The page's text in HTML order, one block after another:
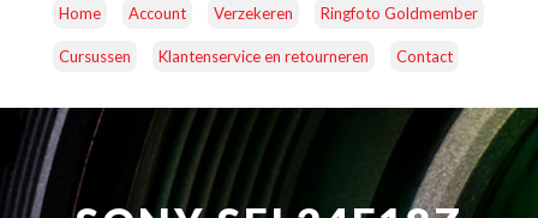
Home Account Verzekeren Ringfoto Goldmember
Cursussen Klantenservice en retourneren Contact
CAMERA’S OBJECTIEVEN ACCESSOIRES
NATUUROBSERVATIE MEDIA EN ENERGIE